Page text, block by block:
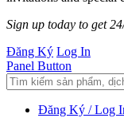
Sign up today to get
Đăng Ký Log In
Panel Button
Đăng Ký / Log